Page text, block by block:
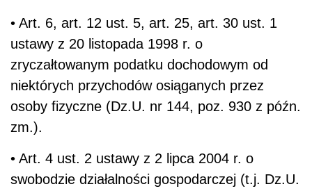
• Art. 6, art. 12 ust. 5, art. 25, art. 30 ust. 1
ustawy z 20 listopada 1998 r. o
zryczałtowanym podatku dochodowym od
niektórych przychodów osiąganych przez
osoby fizyczne (Dz.U. nr 144, poz. 930 z późn.
zm.).
• Art. 4 ust. 2 ustawy z 2 lipca 2004 r. o
swobodzie działalności gospodarczej (t.j. Dz.U.